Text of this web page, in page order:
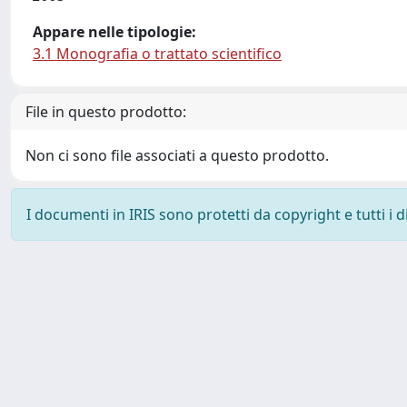
Appare nelle tipologie:
3.1 Monografia o trattato scientifico
File in questo prodotto:
Non ci sono file associati a questo prodotto.
I documenti in IRIS sono protetti da copyright e tutti i